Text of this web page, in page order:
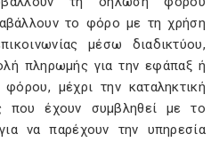
το φόρο με τη χρήση
μέσω διαδικτύου,
πληρωμής για την εφάπαξ ή
μέχρι την καταληκτική
που έχουν συμβληθεί με το
να παρέχουν την υπηρεσία